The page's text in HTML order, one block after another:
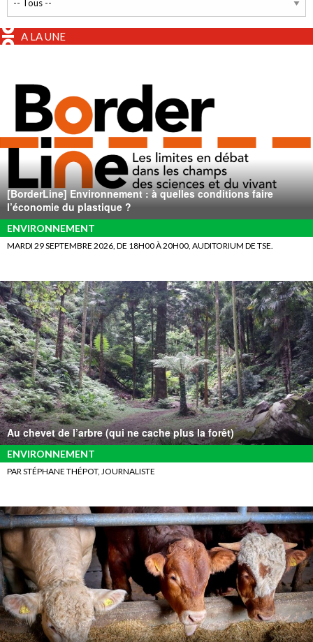
A LA UNE
[BorderLine] Environnement : à quelles conditions faire
l’économie du plastique ?
ENVIRONNEMENT
MARDI 29 SEPTEMBRE 2026, DE 18H00 À 20H00, AUDITORIUM DE TSE.
Au chevet de l’arbre (qui ne cache plus la forêt)
ENVIRONNEMENT
PAR STÉPHANE THÉPOT, JOURNALISTE